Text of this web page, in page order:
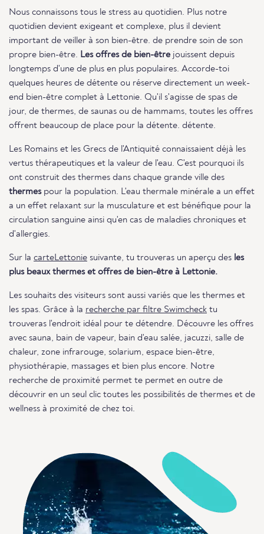
Nous connaissons tous le stress au quotidien. Plus notre
quotidien devient exigeant et complexe, plus il devient
important de veiller à son bien-être. de prendre soin de son
propre bien-être. Les offres de bien-être jouissent depuis
longtemps d'une de plus en plus populaires. Accorde-toi
quelques heures de détente ou réserve directement un week-
end bien-être complet à Lettonie. Qu'il s'agisse de spas de
jour, de thermes, de saunas ou de hammams, toutes les offres
offrent beaucoup de place pour la détente. détente.
Les Romains et les Grecs de l'Antiquité connaissaient déjà les
vertus thérapeutiques et la valeur de l'eau. C'est pourquoi ils
ont construit des thermes dans chaque grande ville des
thermespour la population. L'eau thermale minérale a un effet
a un effet relaxant sur la musculature et est bénéfique pour la
circulation sanguine ainsi qu'en cas de maladies chroniques et
d'allergies.
Sur la carteLettonie suivante, tu trouveras un aperçu des les
plus beaux thermes et offres de bien-être à Lettonie.
Les souhaits des visiteurs sont aussi variés que les thermes et
les spas. Grâce à la recherche par filtre Swimcheck tu
trouveras l'endroit idéal pour te détendre. Découvre les offres
avec sauna, bain de vapeur, bain d'eau salée, jacuzzi, salle de
chaleur, zone infrarouge, solarium, espace bien-être,
physiothérapie, massages et bien plus encore. Notre
recherche de proximité permet te permet en outre de
découvrir en un seul clic toutes les possibilités de thermes et de
wellness à proximité de chez toi.